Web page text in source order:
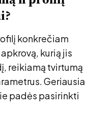
konkrečiam
kurią jis
reikiamą tvirtumą
Geriausia
padės pasirinkti